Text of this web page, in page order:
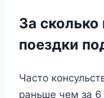
За
поездки
Часто
раньше чем за